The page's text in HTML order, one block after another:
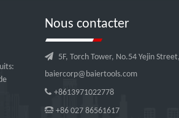
Nous contacter
 5F, Torch Tower, No.54 Yejin
baiercorp@baiertools.com
 +8613971022778
 +86 027 86561617